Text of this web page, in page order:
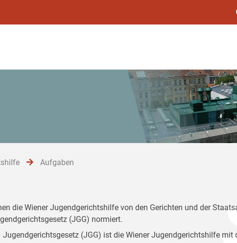
Aufgaben
die Wiener Jugendgerichtshilfe von den Gerichten und der
(JGG) normiert.
(JGG) ist die Wiener Jugendgerichtshilfe mit